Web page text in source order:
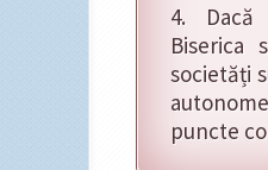
4.
Biserica
societăți
puncte